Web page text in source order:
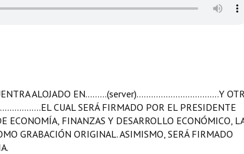
ALOJADO EN.........(server)..................................Y
CUAL SERÁ FIRMADO POR EL PRESIDENTE
ECONOMÍA, FINANZAS Y DESARROLLO ECONÓMICO,
GRABACIÓN ORIGINAL. ASIMISMO, SERÁ FIRMADO